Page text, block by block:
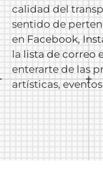
calidad del
sentido de
en Facebook,
la lista de correo
enterarte de las
artísticas,